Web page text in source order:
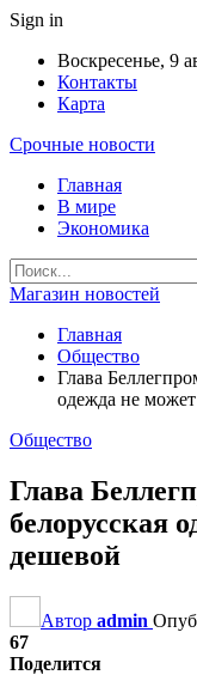
Sign in
Воскресенье, 9
Контакты
Карта
Срочные новости
Главная
В мире
Экономика
Магазин новостей
Главная
Общество
Глава
одежда не
Общество
Глава
белорусская
дешевой
Автор admin
67
Поделится